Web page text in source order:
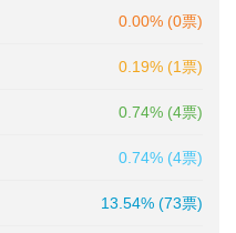
0.00% (0票)
0.19% (1票)
0.74% (4票)
0.74% (4票)
13.54% (73票)